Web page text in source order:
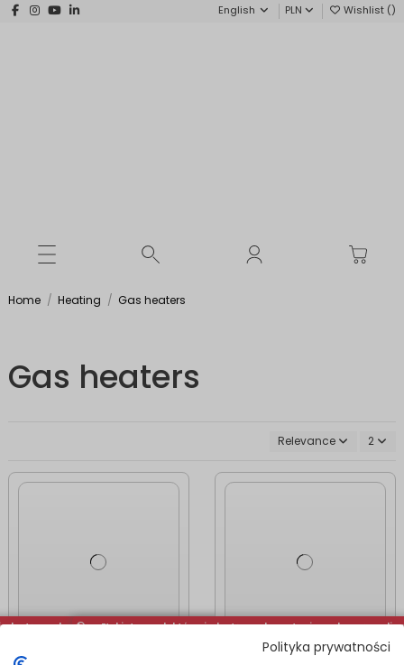
Polityka prywatności
English PLN Wishlist ()
Home Heating Gas heaters
Gas heaters
Relevance 2
na stanie z odmową realizacji zamówień Out-of-Stock
en Etykieta produktów niedostępnych na stanie z odmową